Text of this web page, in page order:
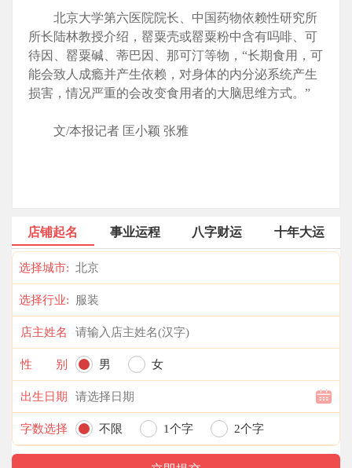
北京大学第六医院院长、中国药物依赖性研究所
所长陆林教授介绍，罂粟壳或罂粟粉中含有吗啡、可
待因、罂粟碱、蒂巴因、那可汀等物，“长期食用，可
能会致人成瘾并产生依赖，对身体的内分泌系统产生
损害，情况严重的会改变食用者的大脑思维方式。”
文/本报记者 匡小颖 张雅
店铺起名 事业运程 八字财运 十年大运
选择城市:
选择行业:
店主姓名
性 别 男 女
出生日期
字数选择 不限 1个字 2个字